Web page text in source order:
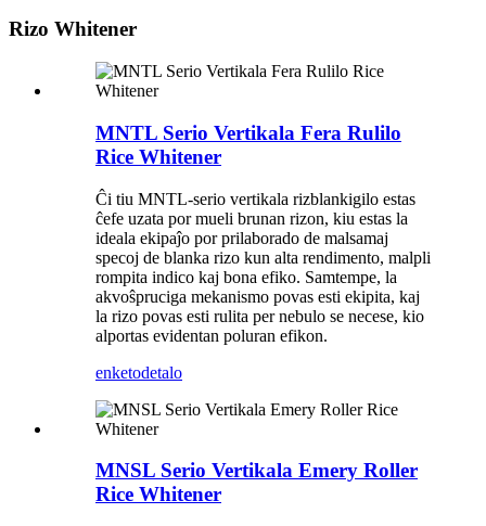
Rizo Whitener
MNTL Serio Vertikala Fera Rulilo
Rice Whitener
Ĉi tiu MNTL-serio vertikala rizblankigilo estas
ĉefe uzata por mueli brunan rizon, kiu estas la
ideala ekipaĵo por prilaborado de malsamaj
specoj de blanka rizo kun alta rendimento, malpli
rompita indico kaj bona efiko. Samtempe, la
akvoŝpruciga mekanismo povas esti ekipita, kaj
la rizo povas esti rulita per nebulo se necese, kio
alportas evidentan poluran efikon.
enketodetalo
MNSL Serio Vertikala Emery Roller
Rice Whitener